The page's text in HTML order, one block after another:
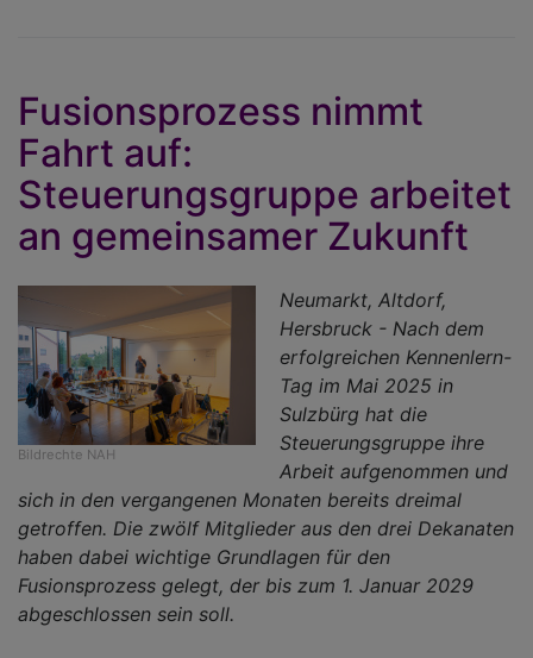
Fusionsprozess nimmt
Fahrt auf:
Steuerungsgruppe arbeitet
an gemeinsamer Zukunft
Bildrechte NAH
Neumarkt, Altdorf,
Hersbruck - Nach dem
erfolgreichen Kennenlern-
Tag im Mai 2025 in
Sulzbürg hat die
Steuerungsgruppe ihre
Arbeit aufgenommen und
sich in den vergangenen Monaten bereits dreimal
getroffen. Die zwölf Mitglieder aus den drei Dekanaten
haben dabei wichtige Grundlagen für den
Fusionsprozess gelegt, der bis zum 1. Januar 2029
abgeschlossen sein soll.